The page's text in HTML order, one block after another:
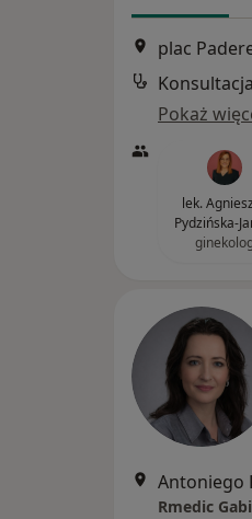
plac
Pokaż
lek.
Pydzińska-
Antoniego
Rmedic